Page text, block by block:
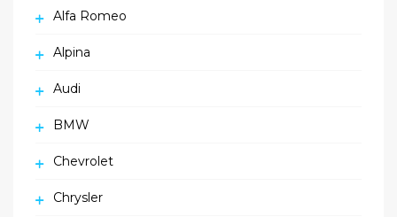
Alfa Romeo
Alpina
Audi
BMW
Chevrolet
Chrysler